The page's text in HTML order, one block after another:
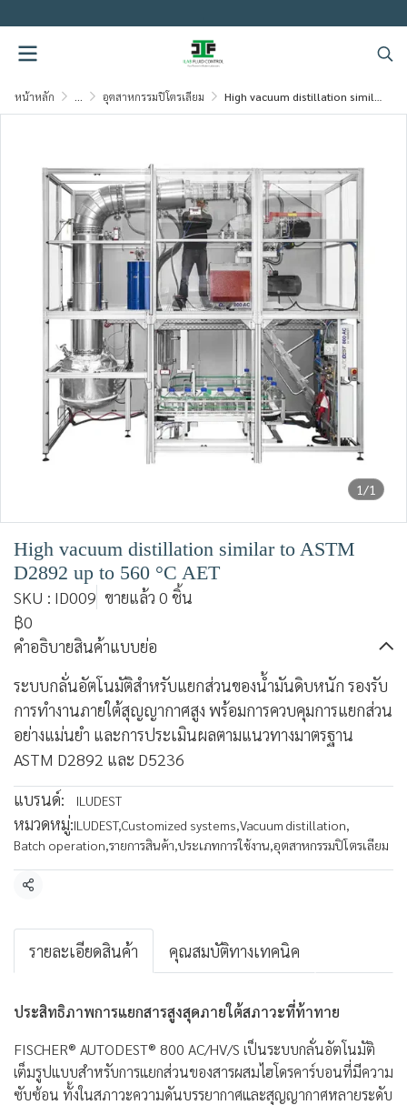
หน้าหลัก อุตสาหกรรมปิโตรเลียม High vacuum distillation similar to ASTM D2892 up to 560 °C AET
1/1
High vacuum distillation similar to ASTM
D2892 up to 560 °C AET
SKU : ID009 ขายแล้ว 0 ชิ้น
฿0
คำอธิบายสินค้าแบบย่อ
ระบบกลั่นอัตโนมัติสำหรับแยกส่วนของน้ำมันดิบหนัก รองรับ
การทำงานภายใต้สุญญากาศสูง พร้อมการควบคุมการแยกส่วน
อย่างแม่นยำ และการประเมินผลตามแนวทางมาตรฐาน
ASTM D2892 และ D5236
แบรนด์:
ILUDEST
หมวดหมู่:ILUDEST,Customized systems,Vacuum distillation,
Batch operation,รายการสินค้า,ประเภทการใช้งาน,อุตสาหกรรมปิโตรเลียม
แชร์
รายละเอียดสินค้า คุณสมบัติทางเทคนิค
ประสิทธิภาพการแยกสารสูงสุดภายใต้สภาวะที่ท้าทาย
FISCHER® AUTODEST® 800 AC/HV/S เป็นระบบกลั่นอัตโนมัติ
เต็มรูปแบบสำหรับการแยกส่วนของสารผสมไฮโดรคาร์บอนที่มีความ
ซับซ้อน ทั้งในสภาวะความดันบรรยากาศและสุญญากาศหลายระดับ